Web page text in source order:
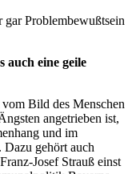
Problembewußtsein
auch eine geile
Bild des Menschen
angetrieben ist,
und im
gehört auch
Josef Strauß einst